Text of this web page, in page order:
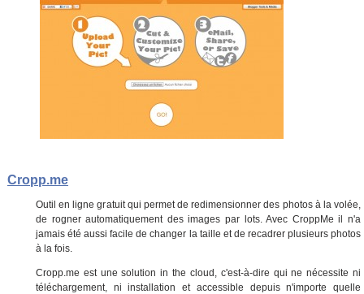
Cropp.me
Outil en ligne gratuit qui permet de redimensionner des photos à la volée,
de rogner automatiquement des images par lots. Avec CroppMe il n'a
jamais été aussi facile de changer la taille et de recadrer plusieurs photos
à la fois.
Cropp.me est une solution in the cloud, c'est-à-dire qui ne nécessite ni
téléchargement, ni installation et accessible depuis n'importe quelle